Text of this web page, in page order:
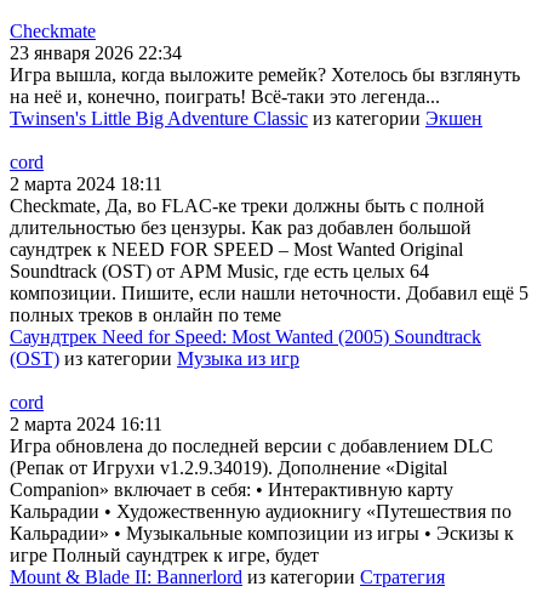
Checkmate
23 января 2026 22:34
Игра вышла, когда выложите ремейк? Хотелось бы взглянуть
на неё и, конечно, поиграть! Всё-таки это легенда...
Twinsen's Little Big Adventure Classic из категории Экшен
cord
2 марта 2024 18:11
Checkmate, Да, во FLAC-ке треки должны быть с полной
длительностью без цензуры. Как раз добавлен большой
саундтрек к NEED FOR SPEED – Most Wanted Original
Soundtrack (OST) от APM Music, где есть целых 64
композиции. Пишите, если нашли неточности. Добавил ещё 5
полных треков в онлайн по теме
Саундтрек Need for Speed: Most Wanted (2005) Soundtrack
(OST) из категории Музыка из игр
cord
2 марта 2024 16:11
Игра обновлена до последней версии с добавлением DLC
(Репак от Игрухи v1.2.9.34019). Дополнение «Digital
Companion» включает в себя: • Интерактивную карту
Кальрадии • Художественную аудиокнигу «Путешествия по
Кальрадии» • Музыкальные композиции из игры • Эскизы к
игре Полный саундтрек к игре, будет
Mount & Blade II: Bannerlord из категории Стратегия